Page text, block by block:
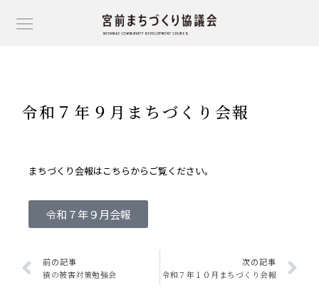
令和７年９月まちづくり会報
まちづくり会報はこちらからご覧ください。
令和７年９月会報
前の記事
猿の被害対策勉強会
次の記事
令和７年１０月まちづくり会報